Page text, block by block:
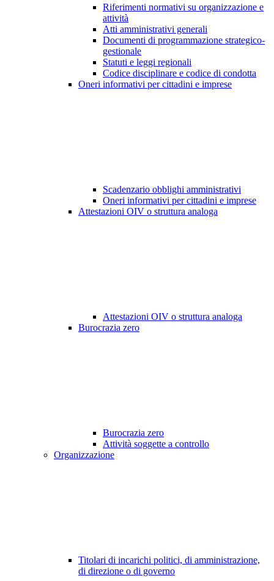
Riferimenti normativi su organizzazione e
attività
Atti amministrativi generali
Documenti di programmazione strategico-
gestionale
Statuti e leggi regionali
Codice disciplinare e codice di condotta
Oneri informativi per cittadini e imprese
Scadenzario obblighi amministrativi
Oneri informativi per cittadini e imprese
Attestazioni OIV o struttura analoga
Attestazioni OIV o struttura analoga
Burocrazia zero
Burocrazia zero
Attività soggette a controllo
Organizzazione
Titolari di incarichi politici, di amministrazione,
di direzione o di governo